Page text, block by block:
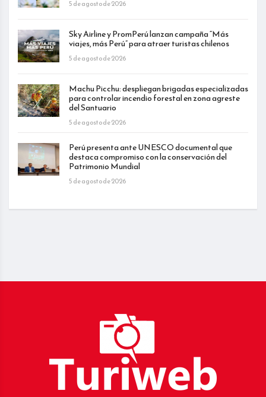
5 de agosto de 2026
Sky Airline y PromPerú lanzan campaña “Más
viajes, más Perú” para atraer turistas chilenos
5 de agosto de 2026
Machu Picchu: despliegan brigadas especializadas
para controlar incendio forestal en zona agreste
del Santuario
5 de agosto de 2026
Perú presenta ante UNESCO documental que
destaca compromiso con la conservación del
Patrimonio Mundial
5 de agosto de 2026